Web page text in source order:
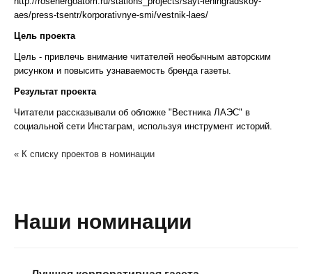
aes/press-tsentr/korporativnye-smi/vestnik-laes/
Цель проекта
Цель - привлечь внимание читателей необычным авторским
рисунком и повысить узнаваемость бренда газеты.
Результат проекта
Читатели рассказывали об обложке "Вестника ЛАЭС" в
социальной сети Инстаграм, используя инструмент историй.
« К списку проектов в номинации
Наши номинации